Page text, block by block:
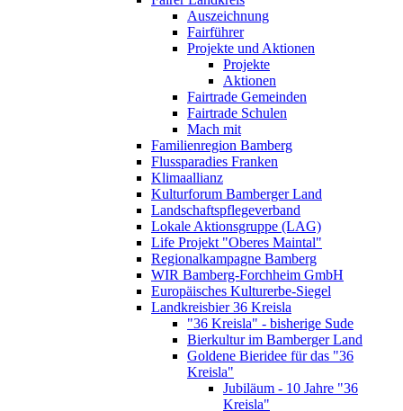
Auszeichnung
Fairführer
Projekte und Aktionen
Projekte
Aktionen
Fairtrade Gemeinden
Fairtrade Schulen
Mach mit
Familienregion Bamberg
Flussparadies Franken
Klimaallianz
Kulturforum Bamberger Land
Landschaftspflegeverband
Lokale Aktionsgruppe (LAG)
Life Projekt "Oberes Maintal"
Regionalkampagne Bamberg
WIR Bamberg-Forchheim GmbH
Europäisches Kulturerbe-Siegel
Landkreisbier 36 Kreisla
"36 Kreisla" - bisherige Sude
Bierkultur im Bamberger Land
Goldene Bieridee für das "36
Kreisla"
Jubiläum - 10 Jahre "36
Kreisla"